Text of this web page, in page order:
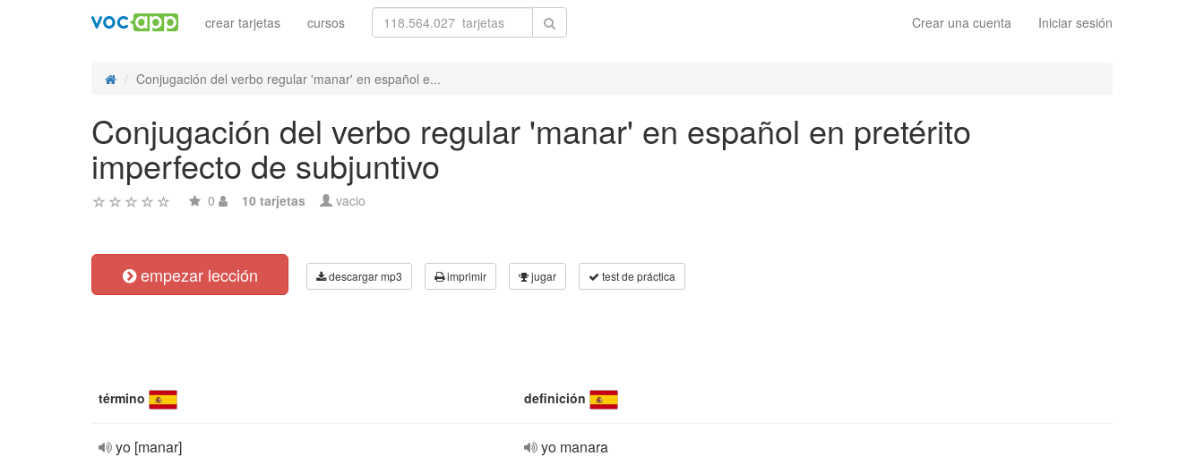
Crear una cuenta Iniciar sesión
crear tarjetas cursos
Conjugación del verbo regular 'manar' en español e...
Conjugación del verbo regular 'manar' en español en pretérito
imperfecto de subjuntivo
0 10 tarjetas vacio
empezar lección descargar mp3 imprimir jugar test de práctica
término definición
yo [manar] yo manara